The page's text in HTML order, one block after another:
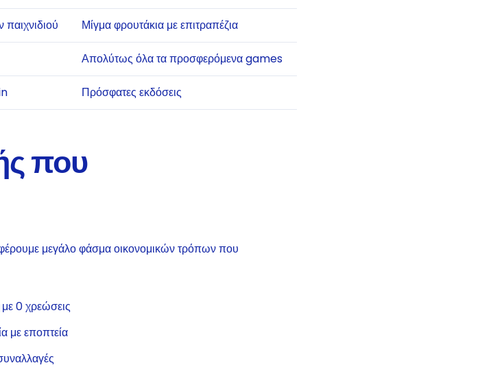
Μίγμα φρουτάκια με επιτραπέζια
Απολύτως όλα τα προσφερόμενα games
Πρόσφατες εκδόσεις
που
μεγάλο φάσμα οικονομικών τρόπων που
0 χρεώσεις
με εποπτεία